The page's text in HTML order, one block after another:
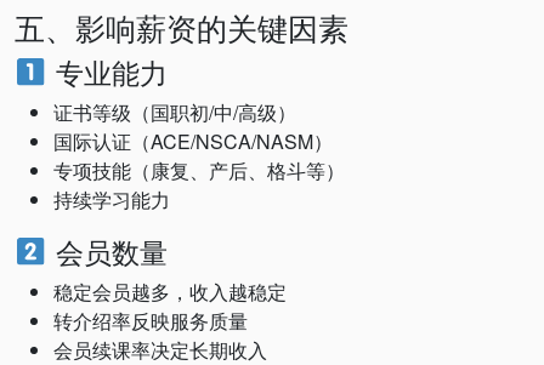
五、影响薪资的关键因素
专业能力
证书等级（国职初/中/高级）
国际认证（ACE/NSCA/NASM）
专项技能（康复、产后、格斗等）
持续学习能力
会员数量
稳定会员越多，收入越稳定
转介绍率反映服务质量
会员续课率决定长期收入